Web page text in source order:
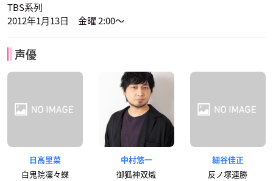
TBS系列
2012年1月13日 金曜 2:00～
声優
日高里菜
白鬼院凜々蝶
中村悠一
御狐神双熾
細谷佳正
反ノ塚連勝